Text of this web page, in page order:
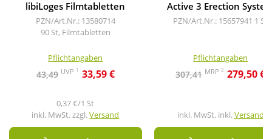
libiLoges Filmtabletten
PZN/Art.Nr.: 13580714
90 St, Filmtabletten
Pflichtangaben
43,49 UVP 1 33,59 €
0,37 €/1 St
inkl. MwSt. zzgl.Versand
Active 3 Erection
PZN/Art.Nr.: 15657941 1 St
Pflichtangaben
307,41 MRP2 279,50 €
inkl. MwSt. inkl. Versand